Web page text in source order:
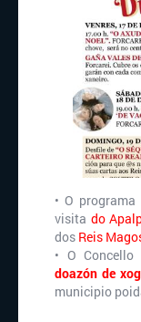
• O
visita do
dos Reis
• O
doazón de
municipio